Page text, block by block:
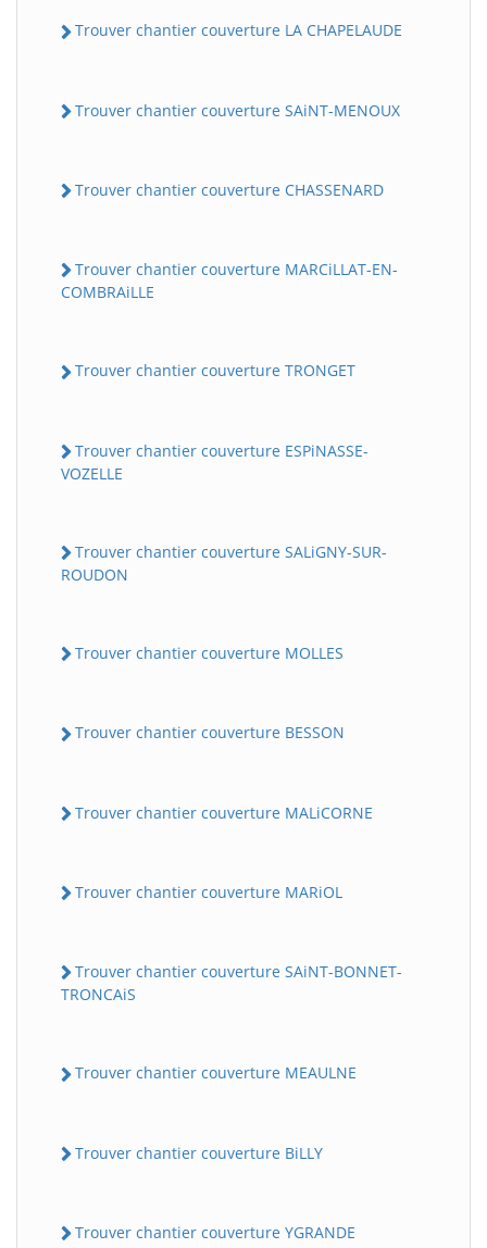
Trouver chantier couverture LA CHAPELAUDE
Trouver chantier couverture SAiNT-MENOUX
Trouver chantier couverture CHASSENARD
Trouver chantier couverture MARCiLLAT-EN-
COMBRAiLLE
Trouver chantier couverture TRONGET
Trouver chantier couverture ESPiNASSE-
VOZELLE
Trouver chantier couverture SALiGNY-SUR-
ROUDON
Trouver chantier couverture MOLLES
Trouver chantier couverture BESSON
Trouver chantier couverture MALiCORNE
Trouver chantier couverture MARiOL
Trouver chantier couverture SAiNT-BONNET-
TRONCAiS
Trouver chantier couverture MEAULNE
Trouver chantier couverture BiLLY
Trouver chantier couverture YGRANDE